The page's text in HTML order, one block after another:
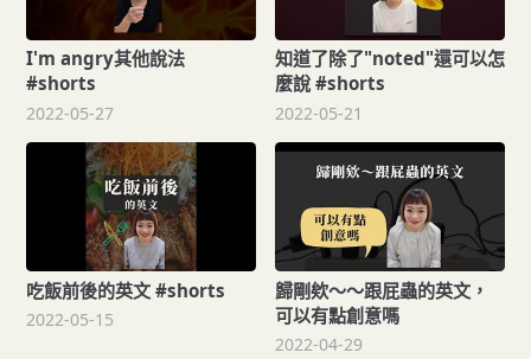
I'm angry其他說法
#shorts
2022-05-27
知道了除了"noted"還可以怎
麼說 #shorts
2022-05-21
吃飯前後的英文 #shorts
2022-05-15
歸剛欸～～跟屁蟲的英文，
可以有點創意嗎
2022-04-29